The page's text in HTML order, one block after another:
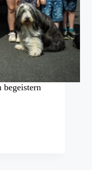
begeistern